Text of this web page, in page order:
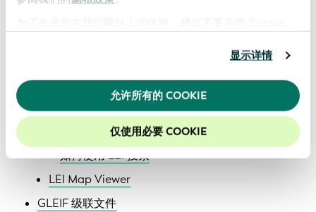
显示详情
允许所有的 COOKIE
仅使用必要 COOKIE
LEI 统计数据
全球 LEI 体系业务报告档案
LEI 搜索
关于 LEI 搜索
如何使用 LEI 搜索
LEI Map Viewer
GLEIF 级联文件